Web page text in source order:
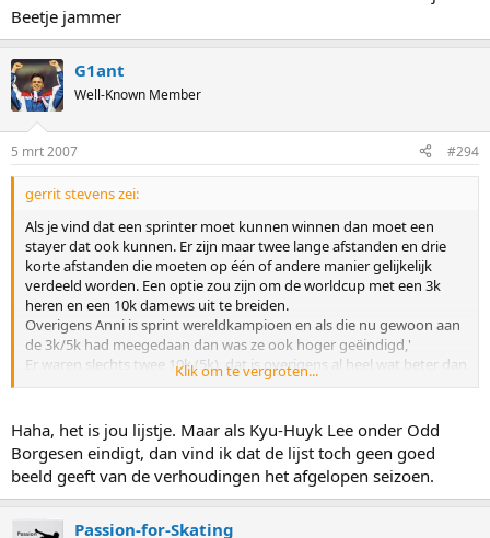
Beetje jammer
G1ant
Well-Known Member
5 mrt 2007 #294
gerrit stevens zei:
Als je vind dat een sprinter moet kunnen winnen dan moet een
stayer dat ook kunnen. Er zijn maar twee lange afstanden en drie
korte afstanden die moeten op één of andere manier gelijkelijk
verdeeld worden. Een optie zou zijn om de worldcup met een 3k
heren en een 10k damews uit te breiden.
Overigens Anni is sprint wereldkampioen en als die nu gewoon aan
de 3k/5k had meegedaan dan was ze ook hoger geëindigd,'
Er waren slechts twee 10k (5k), dat is overigens al heel wat beter dan
een paat jaar geleden maar idealer zou ik een derde vinden. En als
kunnen de anderen daar niets aan doen.
Nog even over de sprinters. Erben staat op de derde plaats en had
wellicht ook punten kunnen scoren op een evt. 5km.
Je hebt het over een vergelijking met skieën. er is nog nooit een
Klik om te vergroten...
Haha, het is jou lijstje. Maar als Kyu-Huyk Lee onder Odd
Borgesen eindigt, dan vind ik dat de lijst toch geen goed
beeld geeft van de verhoudingen het afgelopen seizoen.
Passion-for-Skating